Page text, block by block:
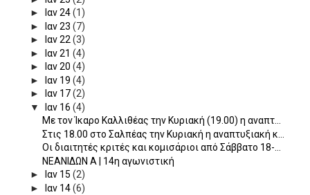
►
Ιαν 24(1)
► Ιαν 23 (7)
►
Ιαν 22 (3)
► Ιαν 21 (4)
►
Ιαν 20 (4)
► Ιαν 19 (4)
►
Ιαν 17(2)
▼ Ιαν 16 (4)
Με τον Ίκαρο Καλλιθέας την Κυριακή (19.00) η αναπτ...
Στις 18.00 στο Σαλπέας την Κυριακή η αναπτυξιακή κ...
Οι διαιτητές κριτές και κομισάριοι από Σάββατο 18-...
ΝΕΑΝΙΔΩΝ Α | 14η αγωνιστική
►
Ιαν 15 (2)
► Ιαν 14(6)